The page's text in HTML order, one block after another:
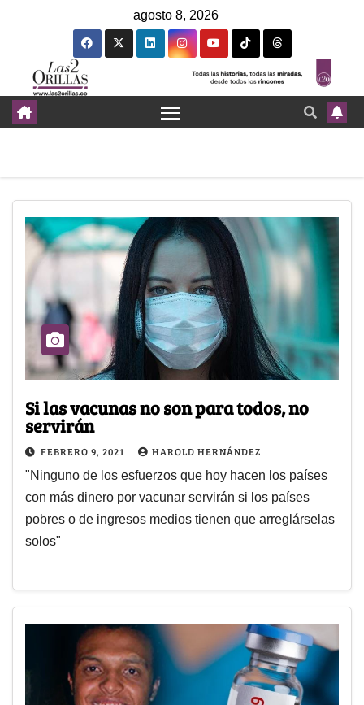
agosto 8, 2026
Si las vacunas no son para todos, no
servirán
FEBRERO 9, 2021 HAROLD HERNÁNDEZ
"Ninguno de los esfuerzos que hoy hacen los países
con más dinero por vacunar servirán si los países
pobres o de ingresos medios tienen que arreglárselas
solos"